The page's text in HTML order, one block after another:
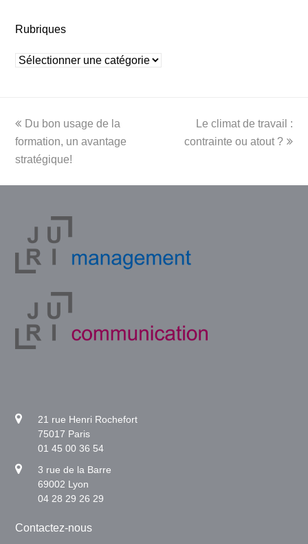
Rubriques
Rubriques
previous
post:
Du bon usage de la
formation, un avantage
stratégique!
next
post:
Le climat de travail :
contrainte ou atout ?
21 rue Henri Rochefort
75017 Paris
01 45 00 36 54
3 rue de la Barre
69002 Lyon
04 28 29 26 29
Contactez-nous